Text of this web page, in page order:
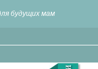
будущих мам